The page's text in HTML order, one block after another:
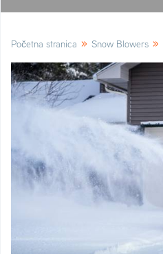
Početna stranica » Snow Blowers »